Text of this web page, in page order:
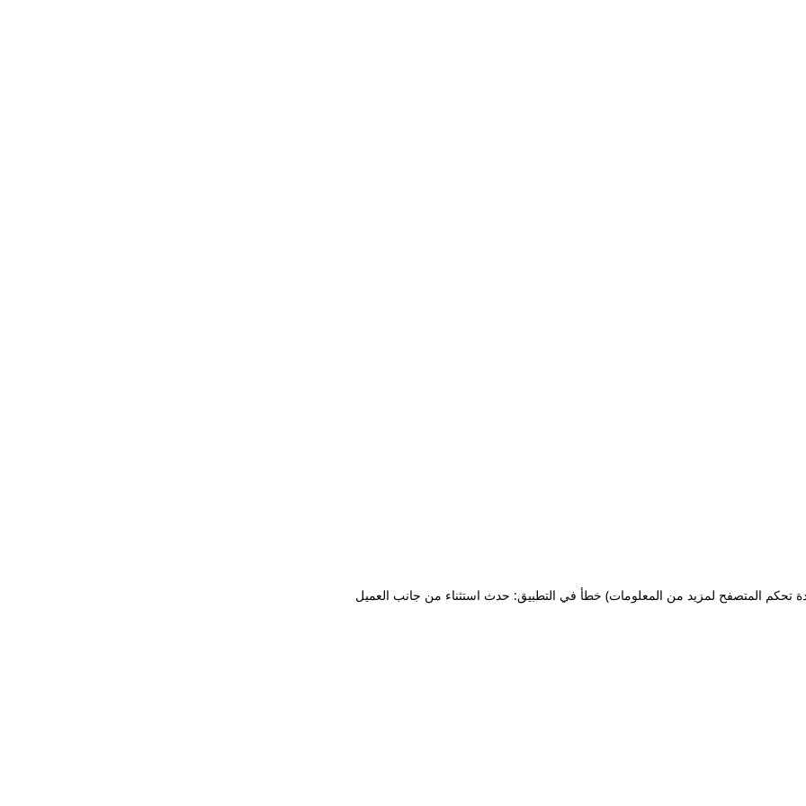
خطأ في التطبيق: حدث استثناء من جانب العميل تحكم المتصفح لمزيد من المعلومات)